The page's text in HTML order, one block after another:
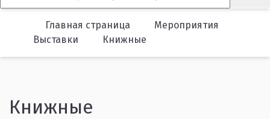
Главная страница
Мероприятия
Выставки
Книжные
Книжные